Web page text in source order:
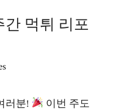
간 먹튀 리포
러분!
이번 주도